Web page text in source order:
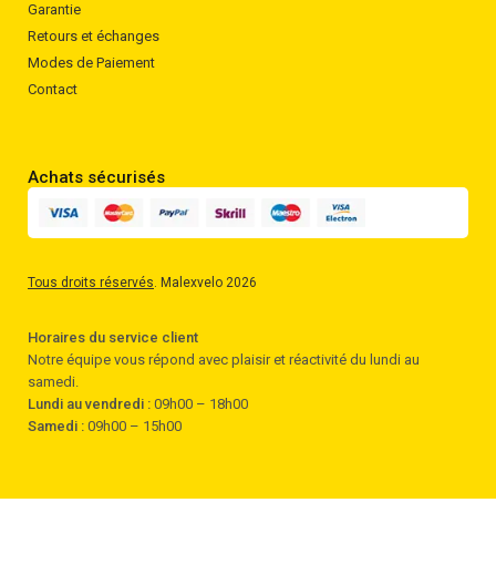
Garantie
Retours et échanges
Modes de Paiement
Contact
Achats sécurisés
Tous droits réservés. Malexvelo 2026
Horaires du service client
Notre équipe vous répond avec plaisir et réactivité du lundi au
samedi.
Lundi au vendredi : 09h00 – 18h00
Samedi : 09h00 – 15h00